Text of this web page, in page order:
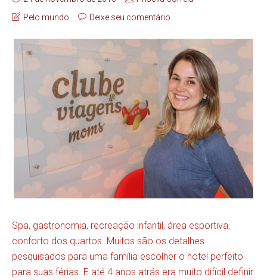
Pelo mundo
Deixe seu comentário
Spa, gastronomia, recreação infantil, área esportiva,
conforto dos quartos. Muitos são os detalhes
pesquisados para uma família escolher o hotel perfeito
para suas férias. E até 4 anos atrás era muito difícil definir